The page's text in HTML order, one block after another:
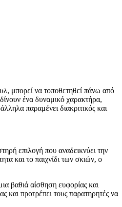
μπορεί να τοποθετηθεί πάνω από
ένα δυναμικό χαρακτήρα,
παραμένει διακριτικός και
επιλογή που αναδεικνύει την
και το παιχνίδι των σκιών, ο
βαθιά αίσθηση ευφορίας και
και προτρέπει τους παρατηρητές να